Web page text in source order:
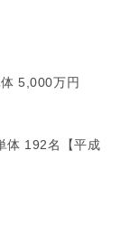
5,000万円
体 192名【平成